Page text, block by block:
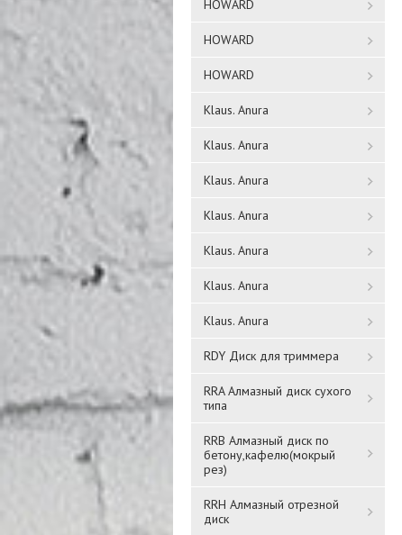
HOWARD
HOWARD
HOWARD
Klaus. Anura
Klaus. Anura
Klaus. Anura
Klaus. Anura
Klaus. Anura
Klaus. Anura
Klaus. Anura
RDY Диск для триммера
RRA Алмазный диск сухого
типа
RRB Алмазный диск по
бетону,кафелю(мокрый
рез)
RRH Алмазный отрезной
диск
Шпатель 100мм ISP40
"Orient"
725 ₸
Шпатель 140mm
ISPS45140
781 ₸